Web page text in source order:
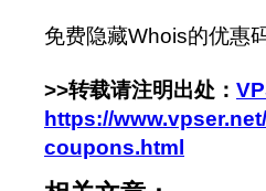
免费隐藏Whois的优惠
>>转载请注明出处：
https://
coupons.html